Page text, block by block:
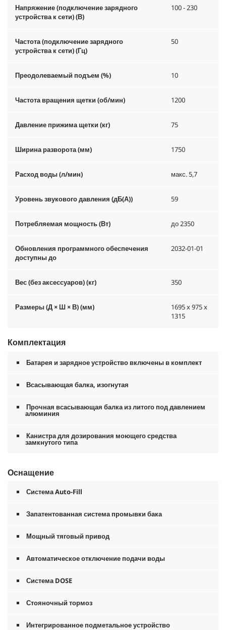
Напряжение (подключение зарядного
устройства к сети) (В)
100 - 230
Частота (подключение зарядного
устройства к сети) (Гц)
50
Преодолеваемый подъем (%) 10
Частота вращения щетки (об/мин) 1200
Давление прижима щетки (кг) 75
Ширина разворота (мм) 1750
Расход воды (л/мин) макс. 5,7
Уровень звукового давления (дБ(А)) 59
Потребляемая мощность (Вт) до 2350
Обновления программного обеспечения
доступны до
2032-01-01
Вес (без аксессуаров) (кг) 350
Размеры (Д × Ш × В) (мм)
1695 x 975 x
1315
Комплектация
Батарея и зарядное устройство включены в комплект
Всасывающая балка, изогнутая
Прочная всасывающая балка из литого под давлением
алюминия
Канистра для дозирования моющего средства
замкнутого типа
Оснащение
Система Auto-Fill
Запатентованная система промывки бака
Мощный тяговый привод
Автоматическое отключение подачи воды
Система DOSE
Стояночный тормоз
Интегрированное подметальное устройство